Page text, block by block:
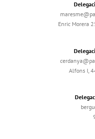
Enric Morera
Alfons I,